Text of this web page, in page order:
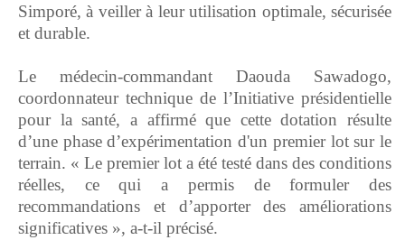
Simporé, à veiller à leur utilisation optimale, sécurisée
et durable.
‎Le médecin-commandant Daouda Sawadogo,
coordonnateur technique de l’Initiative présidentielle
pour la santé, a affirmé que cette dotation résulte
d’une phase d’expérimentation d'un premier lot sur le
terrain. « Le premier lot a été testé dans des conditions
réelles, ce qui a permis de formuler des
recommandations et d’apporter des améliorations
significatives », a-t-il précisé.